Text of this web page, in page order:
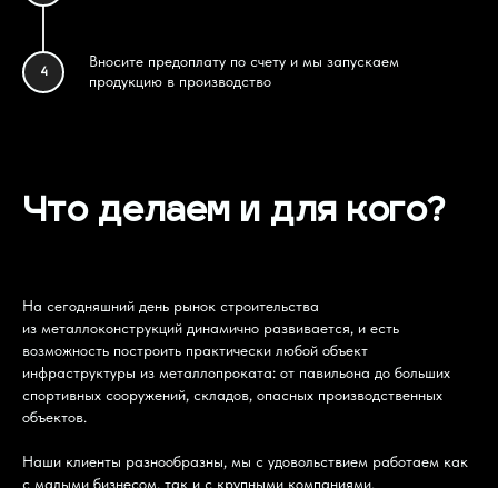
4
Вносите предоплату по счету и мы запускаем
продукцию в производство
Что делаем и для кого?
На сегодняшний день рынок строительства
из металлоконструкций динамично развивается, и есть
возможность построить практически любой объект
инфраструктуры из металлопроката: от павильона до больших
спортивных сооружений, складов, опасных производственных
объектов.
Наши клиенты разнообразны, мы с удовольствием работаем как
с малыми бизнесом, так и с крупными компаниями.